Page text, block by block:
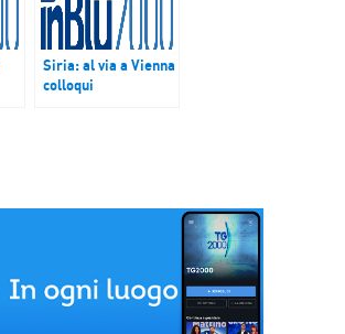
Siria: al via a Vienna
colloqui